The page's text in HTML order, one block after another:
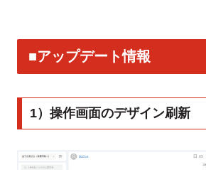
■アップデート情報
1）操作画面のデザイン刷新